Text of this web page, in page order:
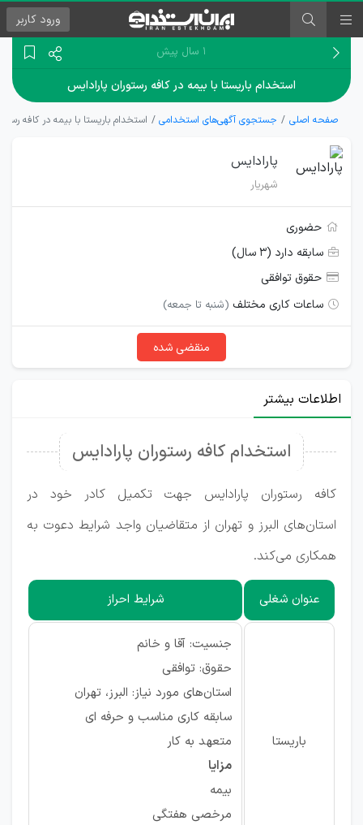
ورود کاربر
۱ سال پیش
استخدام باریستا با بیمه در کافه رستوران پارادایس
صفحه اصلی جستجوی آگهی‌های استخدامی استخدام باریستا با بیمه در کافه
پارادایس
شهریار
حضوری
سابقه دارد (۳ سال)
حقوق توافقی
ساعات کاری مختلف (شنبه تا جمعه)
منقضی شده
اطلاعات بیشتر
استخدام کافه رستوران پارادایس
کافه رستوران پارادایس جهت تکمیل کادر خود در
استان‌های البرز و تهران از متقاضیان واجد شرایط دعوت به
همکاری می‌کند.
عنوان شغلی شرایط احراز
باریستا
جنسیت: آقا و خانم
حقوق: توافقی
استان‌های مورد نیاز: البرز، تهران
سابقه کاری مناسب و حرفه ای
متعهد به کار
مزایا
بیمه
مرخصی هفتگی